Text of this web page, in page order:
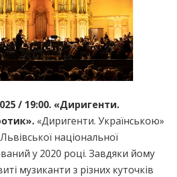
/ 19:00. «Диригенти.
«Диригенти. Українською»
національної
у 2020 році. Завдяки йому
музиканти з різних куточків